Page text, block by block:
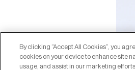
By clicking “Accept All Cookies”, you
cookies on your device to enhance site
usage, and assist in our marketing efforts.